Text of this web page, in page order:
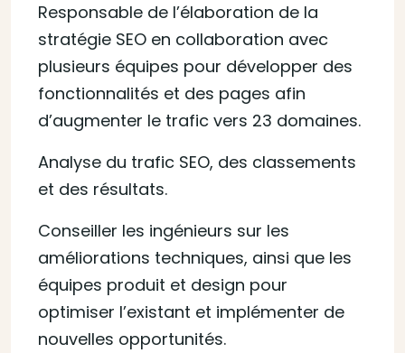
Responsable de l’élaboration de la
stratégie SEO en collaboration avec
plusieurs équipes pour développer des
fonctionnalités et des pages afin
d’augmenter le trafic vers 23 domaines.
Analyse du trafic SEO, des classements
et des résultats.
Conseiller les ingénieurs sur les
améliorations techniques, ainsi que les
équipes produit et design pour
optimiser l’existant et implémenter de
nouvelles opportunités.